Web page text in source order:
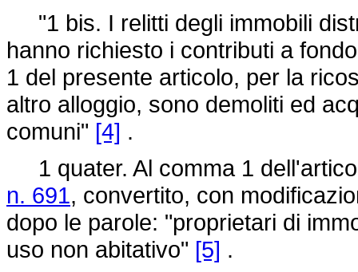
"1 bis. I relitti degli immobili
hanno richiesto i contributi a
1 del presente articolo, per la
altro alloggio, sono demoliti ed
comuni" [4] .
1 quater. Al comma 1
n. 691, convertito, con
dopo le parole: "proprietari di
uso non abitativo" [5] .